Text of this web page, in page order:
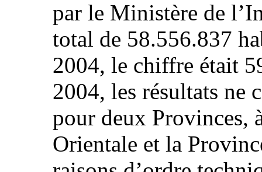
par le Ministère de
total de 58.556.837
2004, le chiffre était
2004, les résultats ne
pour deux Provinces,
Orientale et la